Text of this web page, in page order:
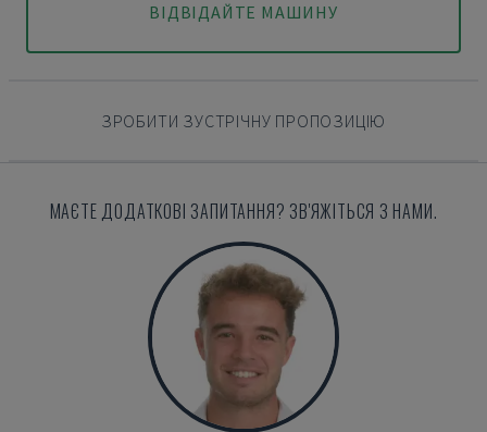
ВІДВІДАЙТЕ МАШИНУ
ЗРОБИТИ ЗУСТРІЧНУ ПРОПОЗИЦІЮ
МАЄТЕ ДОДАТКОВІ ЗАПИТАННЯ? ЗВ'ЯЖІТЬСЯ З НАМИ.